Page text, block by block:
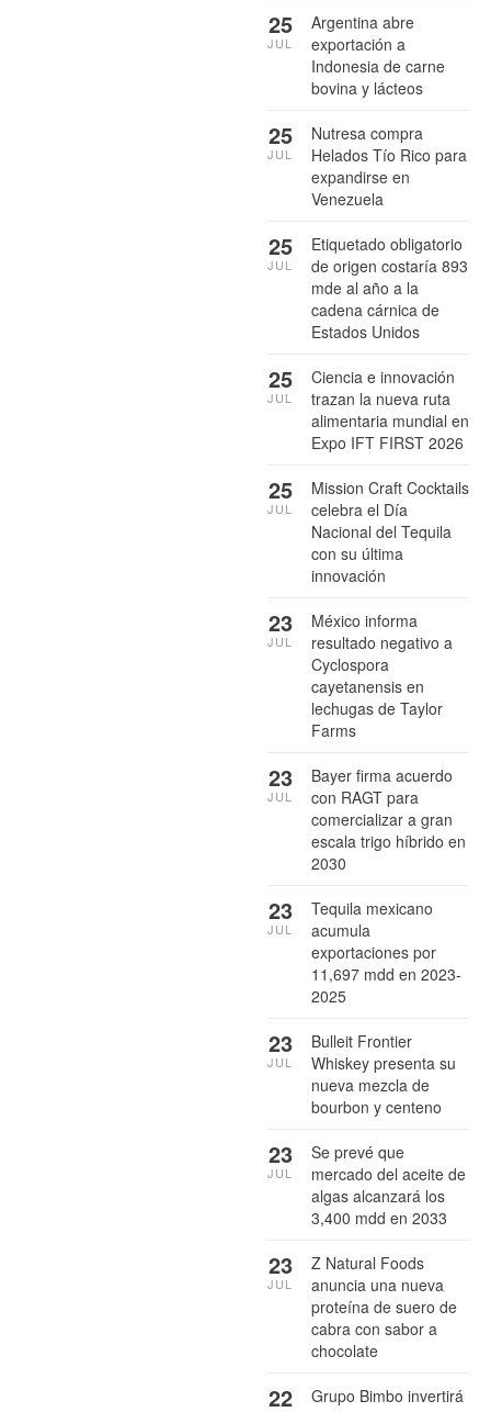
Argentina abre
exportación a
Indonesia de carne
bovina y lácteos
25
JUL
Nutresa compra
Helados Tío Rico para
expandirse en
Venezuela
25
JUL
Etiquetado obligatorio
de origen costaría 893
mde al año a la
cadena cárnica de
Estados Unidos
25
JUL
Ciencia e innovación
trazan la nueva ruta
alimentaria mundial en
Expo IFT FIRST 2026
25
JUL
Mission Craft Cocktails
celebra el Día
Nacional del Tequila
con su última
innovación
25
JUL
México informa
resultado negativo a
Cyclospora
cayetanensis en
lechugas de Taylor
Farms
23
JUL
Bayer firma acuerdo
con RAGT para
comercializar a gran
escala trigo híbrido en
2030
23
JUL
Tequila mexicano
acumula
exportaciones por
11,697 mdd en 2023-
2025
23
JUL
Bulleit Frontier
Whiskey presenta su
nueva mezcla de
bourbon y centeno
23
JUL
Se prevé que
mercado del aceite de
algas alcanzará los
3,400 mdd en 2033
23
JUL
Z Natural Foods
anuncia una nueva
proteína de suero de
cabra con sabor a
chocolate
23
JUL
Grupo Bimbo invertirá
22